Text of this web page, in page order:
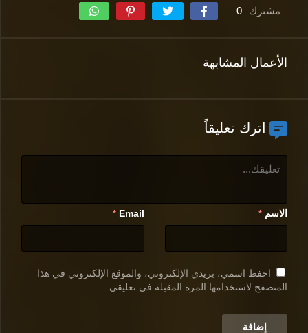
مشترك 0
الأعمال المشابهة
اترك تعليقاً
الاسم *
Email
*
احفظ اسمي، بريدي الإلكتروني، والموقع الإلكتروني في هذا
المتصفح لاستخدامها المرة المقبلة في تعليقي.